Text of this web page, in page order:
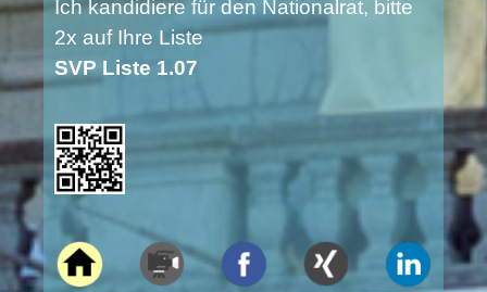
Ich kandidiere für den Nationalrat, bitte
2x auf Ihre Liste
SVP Liste 1.07